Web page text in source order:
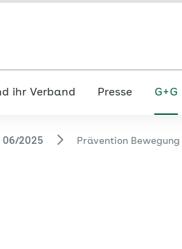
ihr Verband Presse G+G
06/2025 Prävention Bewegung